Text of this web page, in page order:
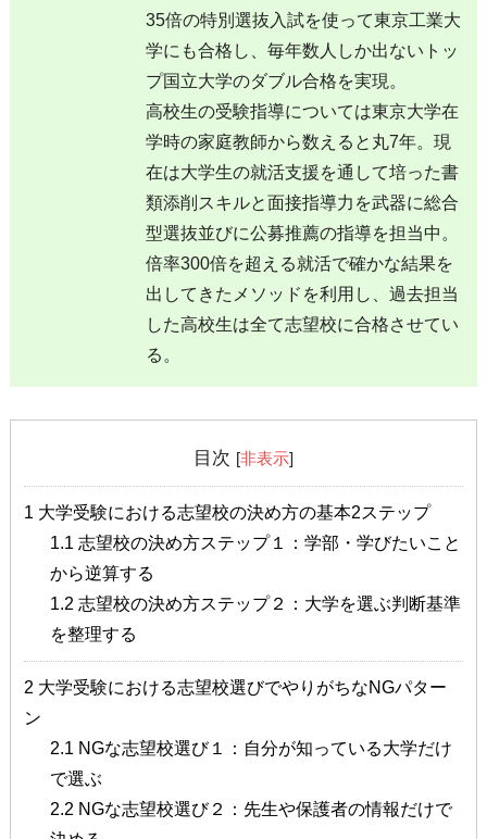
35倍の特別選抜入試を使って東京工業大
学にも合格し、毎年数人しか出ないトッ
プ国立大学のダブル合格を実現。
高校生の受験指導については東京大学在
学時の家庭教師から数えると丸7年。現
在は大学生の就活支援を通して培った書
類添削スキルと面接指導力を武器に総合
型選抜並びに公募推薦の指導を担当中。
倍率300倍を超える就活で確かな結果を
出してきたメソッドを利用し、過去担当
した高校生は全て志望校に合格させてい
る。
目次 [非表示]
1 大学受験における志望校の決め方の基本2ステップ
1.1 志望校の決め方ステップ１：学部・学びたいこと
から逆算する
1.2 志望校の決め方ステップ２：大学を選ぶ判断基準
を整理する
2 大学受験における志望校選びでやりがちなNGパター
ン
2.1 NGな志望校選び１：自分が知っている大学だけ
で選ぶ
2.2 NGな志望校選び２：先生や保護者の情報だけで